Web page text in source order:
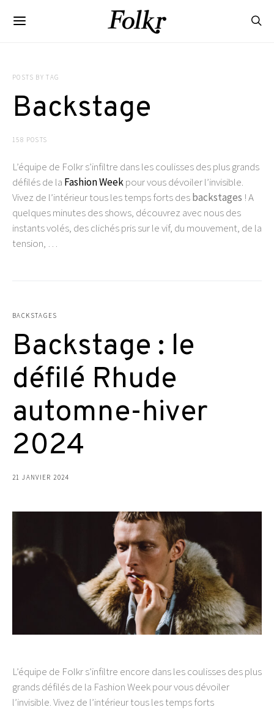
POSTS BY TAG
Backstage
158 POSTS
L’équipe de Folkr s’infiltre dans les coulisses des plus grands
défilés de la Fashion Weekpour vous dévoiler l’invisible.
Vivez de l’intérieur tous les temps forts desbackstages ! A
quelques minutes des shows, découvrez avec nous des
instants volés, des clichés pris sur le vif, du mouvement, de la
tension, …
BACKSTAGES
Backstage : le
défilé Rhude
automne-hiver
2024
21 JANVIER 2024
L’équipe de Folkr s’infiltre encore dans les coulisses des plus
grands défilés de la Fashion Week pour vous dévoiler
l’invisible. Vivez de l’intérieur tous les temps forts